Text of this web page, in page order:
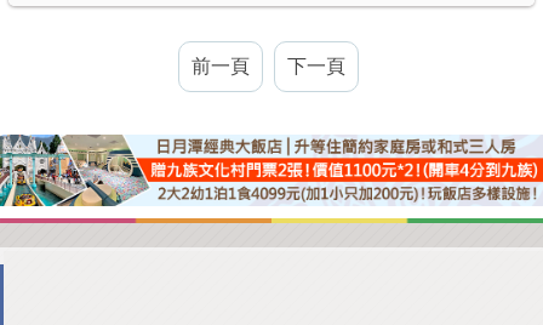
前一頁 下一頁